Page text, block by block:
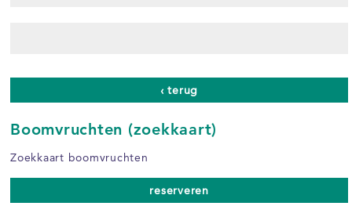
‹ terug
Boomvruchten (zoekkaart)
Zoekkaart boomvruchten
reserveren